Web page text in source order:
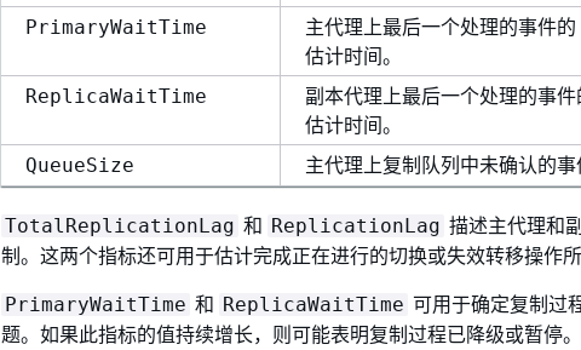
PrimaryWaitTime
主代理上最后一个处理的事件
估计时间。
ReplicaWaitTime
副本代理上最后一个处理的事
估计时间。
QueueSize 主代理上复制队列中未确认的事
TotalReplicationLag 和 ReplicationLag 描述主代理和
制。这两个指标还可用于估计完成正在进行的切换或失效转移操作所
PrimaryWaitTime 和 ReplicaWaitTime 可用于确定复制过
题。如果此指标的值持续增长，则可能表明复制过程已降级或暂停